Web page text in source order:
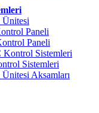
Paneli
Paneli
Sistemleri
Sistemleri
Aksamları